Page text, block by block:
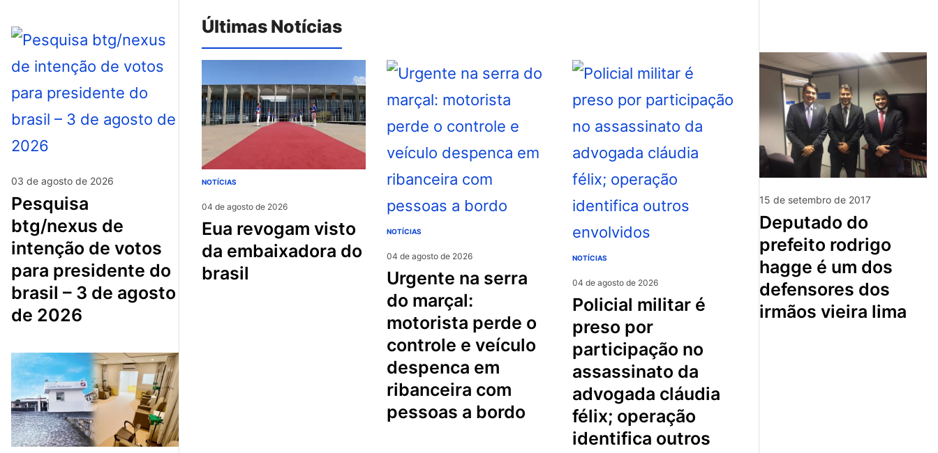
03 de agosto de 2026
pesquisa
btg/nexus de
intenção de votos
para presidente do
brasil – 3 de agosto
de 2026
Últimas Notícias
NOTÍCIAS
04 de agosto de 2026
eua revogam visto
da embaixadora do
brasil
NOTÍCIAS
04 de agosto de 2026
urgente na serra
do marçal:
motorista perde o
controle e veículo
despenca em
ribanceira com
pessoas a bordo
NOTÍCIAS
04 de agosto de 2026
policial militar é
preso por
participação no
assassinato da
advogada cláudia
félix; operação
identifica outros
15 de setembro de 2017
deputado do
prefeito rodrigo
hagge é um dos
defensores dos
irmãos vieira lima